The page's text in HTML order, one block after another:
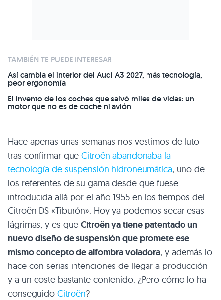
TAMBIÉN TE PUEDE INTERESAR
Así cambia el interior del Audi A3 2027, más tecnología,
peor ergonomía
El invento de los coches que salvó miles de vidas: un
motor que no es de coche ni avión
Hace apenas unas semanas nos vestimos de luto
tras confirmar que Citroën abandonaba la
tecnología de suspensión hidroneumática, uno de
los referentes de su gama desde que fuese
introducida allá por el año 1955 en los tiempos del
Citroën DS «Tiburón». Hoy ya podemos secar esas
lágrimas, y es que Citroën ya tiene patentado un
nuevo diseño de suspensión que promete ese
mismo concepto de alfombra voladora, y además lo
hace con serias intenciones de llegar a producción
y a un coste bastante contenido. ¿Pero cómo lo ha
conseguido Citroën?